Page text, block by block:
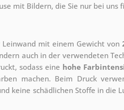
mit Bildern, die Sie nur bei uns
mit einem Gewicht von
auch in der verwendeten
sodass eine hohe
machen. Beim Druck
keine schädlichen Stoffe in die